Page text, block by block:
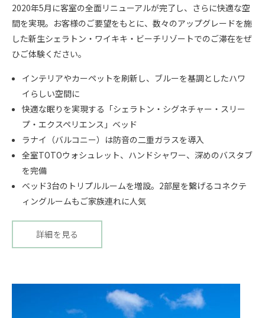
2020年5月に客室の全面リニューアルが完了し、さらに快適な空
間を実現。お客様のご要望をもとに、数々のアップグレードを施
した新生シェラトン・ワイキキ・ビーチリゾートでのご滞在をぜ
ひご体験ください。
インテリアやカーペットを刷新し、ブルーを基調としたハワ
イらしい空間に
快適な眠りを実現する「シェラトン・シグネチャー・スリー
プ・エクスペリエンス」ベッド
ラナイ（バルコニー）は防音の二重ガラスを導入
全室TOTOウォシュレット、ハンドシャワー、深めのバスタブ
を完備
ベッド3台のトリプルルームを増設。2部屋を繋げるコネクテ
ィングルームもご家族連れに人気
詳細を見る
リ
ニ
ア